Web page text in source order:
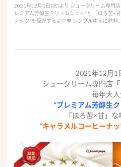
2021年12月1日(水)より シュークリーム専門
レミアム芳醇生クリームシュー”と 「ほろ苦×
ナッツ”を販売するよ🤍🧡 シンプルゆえに材料…
2021年12月1
シュークリーム専門店「
毎年大
“プレミアム芳醇生
「ほろ苦×甘」
“キャラメルコーヒーナッ